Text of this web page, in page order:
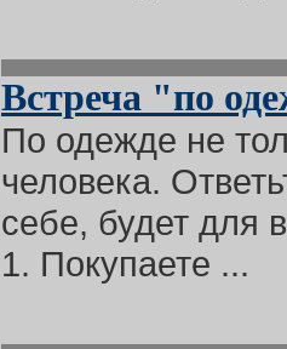
Встреча "по
По одежде не
человека.
себе, будет для
1. Покупаете ...